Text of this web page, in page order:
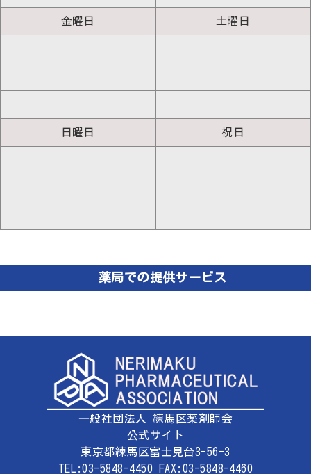
金曜日 土曜日
日曜日 祝日
薬局での提供サービス
一般社団法人 練馬区薬剤師会
公式サイト
東京都練馬区富士見台3-56-3
TEL:03-5848-4450 FAX:03-5848-4460